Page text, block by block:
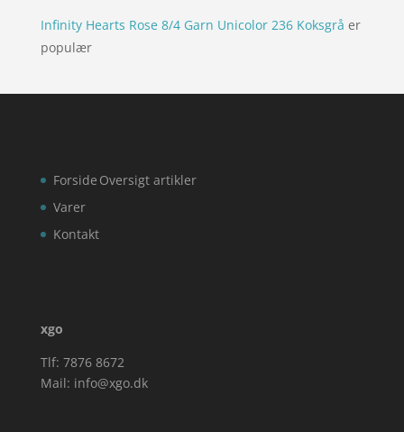
Infinity Hearts Rose 8/4 Garn Unicolor 236 Koksgrå er
populær
Forside
Varer
Kontakt
Oversigt artikler
xgo
Tlf: 7876 8672
Mail: info@xgo.dk